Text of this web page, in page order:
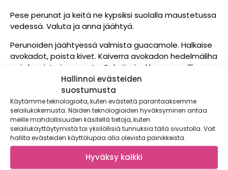
Hallinnoi evästeiden
suostumusta
Käytämme teknologioita, kuten evästeitä parantaaksemme
selailukokemusta. Näiden teknologioiden hyväksyminen antaa
meille mahdollisuuden käsitellä tietoja, kuten
selailukäyttäytymistä tai yksilöllisiä tunnuksia tällä sivustolla. Voit
hallita evästeiden käyttölupaa alla olevista painikkeista.
Hyväksy kaikki
Pese perunat ja keitä ne kypsiksi suolalla maustetussa
vedessä. Valuta ja anna jäähtyä.
Perunoiden jäähtyessä valmista guacamole. Halkaise
avokadot, poista kivet. Kaiverra avokadon hedelmäliha
pois kuorista ja soseuta. Sekoita joukkoon pussillinen
Guacamole Dip Mixiä, sitruunamehu ja majoneesi.
Pilko jäähtyneet perunat. Kuori ja hienonna punasipuli
ja sekoita perunoiden joukkoon. Pilko myös paprika ja
hienonna Green Jalapeno Hot -chilipippurit, sekoita ne
perunoiden joukkoon. Lisää guacamole ja mausta
suolalla ja mustapippurilla. Hienonna runsaasti
tuoretta korianteria ja sekoita joukkoon. Viimeistele
murustelluilla sekä kokonaisilla tortillalastuilla.